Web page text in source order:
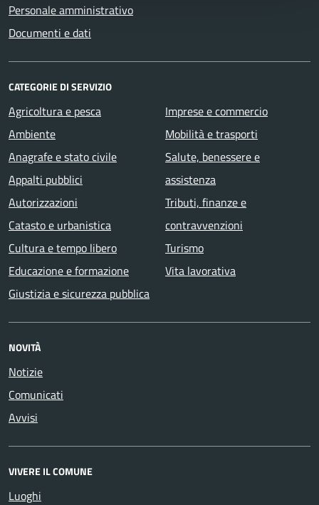
Personale amministrativo
Documenti e dati
CATEGORIE DI SERVIZIO
Agricoltura e pesca
Ambiente
Anagrafe e stato civile
Appalti pubblici
Autorizzazioni
Catasto e urbanistica
Cultura e tempo libero
Educazione e formazione
Giustizia e sicurezza pubblica
Imprese e commercio
Mobilità e trasporti
Salute, benessere e
assistenza
Tributi, finanze e
contravvenzioni
Turismo
Vita lavorativa
NOVITÀ
Notizie
Comunicati
Avvisi
VIVERE IL COMUNE
Luoghi